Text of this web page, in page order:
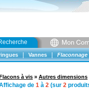
Vannes Flaconnage
à vis » Autres dimensions
de 1 à 2 (sur 2